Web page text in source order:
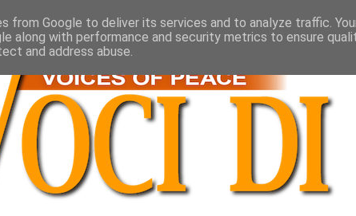
from Google to deliver its services and to analyze traffic.
along with performance and security metrics to ensure
and address abuse.